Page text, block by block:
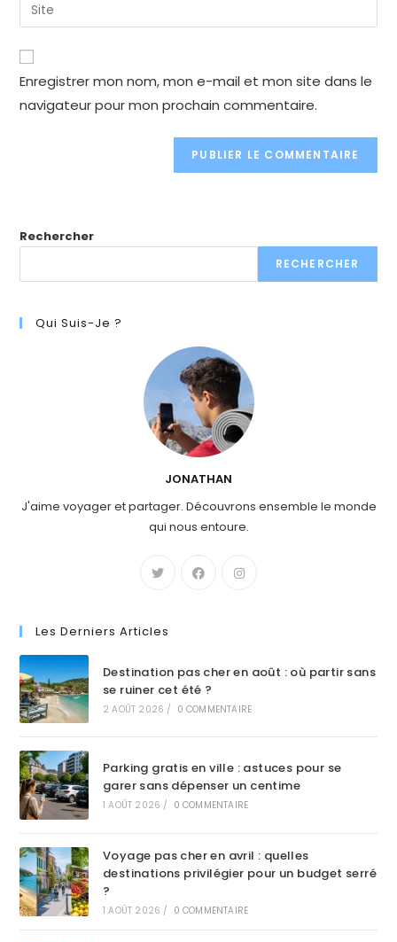
to
comment
address
comment
your
website
URL
(optional)
Enregistrer mon nom, mon e-mail et mon site dans le
navigateur pour mon prochain commentaire.
Rechercher
RECHERCHER
Qui Suis-Je ?
JONATHAN
J'aime voyager et partager. Découvrons ensemble le monde
qui nous entoure.
Les Derniers Articles
Destination pas cher en août : où partir sans
se ruiner cet été ?
2 AOÛT 2026 / 0 COMMENTAIRE
Parking gratis en ville : astuces pour se
garer sans dépenser un centime
1 AOÛT 2026 / 0 COMMENTAIRE
Voyage pas cher en avril : quelles
destinations privilégier pour un budget serré
?
1 AOÛT 2026 / 0 COMMENTAIRE